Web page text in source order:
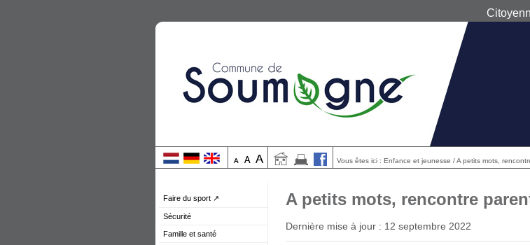
Vous êtes ici : Enfance et jeunesse / A petits mots,
Faire du sport ↗
Sécurité
Famille et santé
A petits mots, rencontre
Dernière mise à jour : 12 septembre 2022